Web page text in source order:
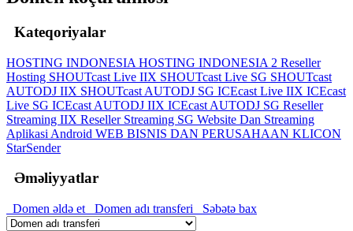
Kateqoriyalar
HOSTING INDONESIA HOSTING INDONESIA 2 Reseller
Hosting SHOUTcast Live IIX SHOUTcast Live SG SHOUTcast
AUTODJ IIX SHOUTcast AUTODJ SG ICEcast Live IIX ICEcast
Live SG ICEcast AUTODJ IIX ICEcast AUTODJ SG Reseller
Streaming IIX Reseller Streaming SG Website Dan Streaming
Aplikasi Android WEB BISNIS DAN PERUSAHAAN KLICON
StarSender
Əməliyyatlar
Domen əldə et Domen adı transferi Səbətə bax